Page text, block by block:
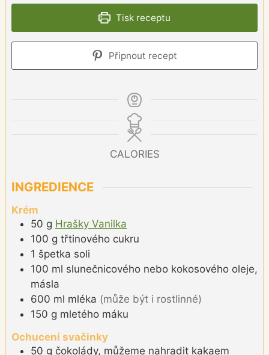
Tisk receptu
Připnout recept
CALORIES
INGREDIENCE
Krém
50 g Hrašky Vanilka
100 g třtinového cukru
1 špetka soli
100 ml slunečnicového nebo kokosového oleje,
másla
600 ml mléka (může být i rostlinné)
150 g mletého máku
Ochucení svačinky
50 g čokolády, můžeme nahradit kakaem